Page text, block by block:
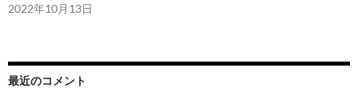
2022年10月13日
最近のコメント